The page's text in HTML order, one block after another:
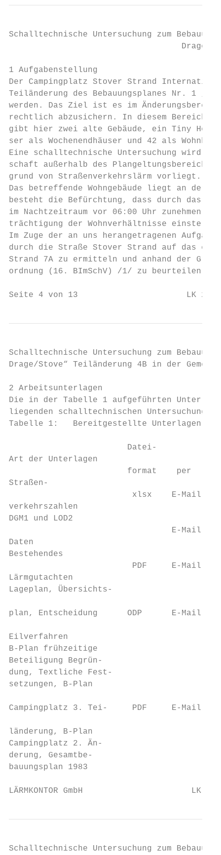
Schalltechnische Untersuchung zum
Drage/
1 Aufgabenstellung
Der Campingplatz Stover Strand
Teiländerung des Bebauungsplanes Nr. 1
werden. Das Ziel ist es im Änderungsbereich
rechtlich abzusichern. In diesem Bereich
gibt hier zwei alte Gebäude, ein Tiny
ser als Wochenendhäuser und 42 als
Eine schalltechnische Untersuchung wird
schaft außerhalb des Plangeltungsbereichs
grund von Straßenverkehrslärm vorliegt.
Das betreffende Wohngebäude liegt an der
besteht die Befürchtung, dass durch das
im Nachtzeitraum vor 06:00 Uhr zunehmen
trächtigung der Wohnverhältnisse
Im Zuge der an uns herangetragenen
durch die Straße Stover Strand auf das
Strand 7A zu ermitteln und anhand der
ordnung (16. BImSchV) /1/ zu beurteilen.
Seite 4 von 13                      LK
Schalltechnische Untersuchung zum
Drage/Stove“ Teiländerung 4B in der
2 Arbeitsunterlagen
Die in der Tabelle 1 aufgeführten
liegenden schalltechnischen Untersuchung
Tabelle 1:   Bereitgestellte Unterlagen
Datei-
Art der Unterlagen
format    per
Straßen-
xlsx    E-Mail
verkehrszahlen
DGM1 und LOD2
E-Mail
Daten
Bestehendes
PDF     E-Mail
Lärmgutachten
Lageplan, Übersichts-
plan, Entscheidung      ODP      E-
Eilverfahren
B-Plan frühzeitige
Beteiligung Begrün-
dung, Textliche Fest-
setzungen, B-Plan
Campingplatz 3. Tei-     PDF     E-
länderung, B-Plan
Campingplatz 2. Än-
derung, Gesamtbe-
bauungsplan 1983
LÄRMKONTOR GmbH
Schalltechnische Untersuchung zum